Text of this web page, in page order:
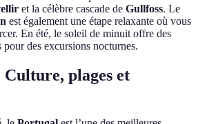
et la célèbre cascade de Gullfoss. Le
est également une étape relaxante où vous
En été, le soleil de minuit offre des
des excursions nocturnes.
plages et